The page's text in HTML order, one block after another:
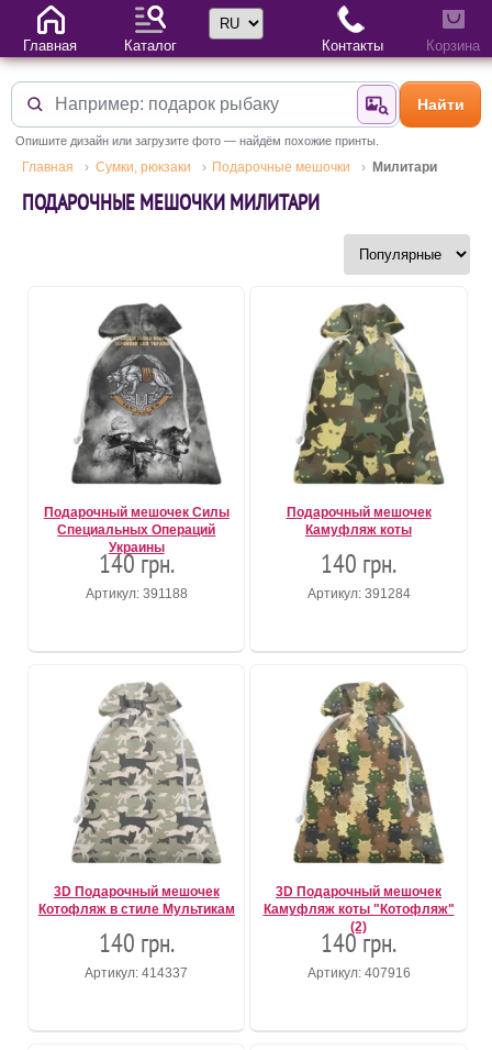
Найти поНайти
Опишите дизайн или загрузите фото — найдём похожие принты.
Главная Сумки, рюкзаки Подарочные мешочки Милитари
ПОДАРОЧНЫЕ МЕШОЧКИ МИЛИТАРИ
Подарочный мешочек Силы
Специальных Операций
Украины
140 грн.
Артикул: 391188
Подарочный мешочек
Камуфляж коты
140 грн.
Артикул: 391284
3D Подарочный мешочек
Котофляж в стиле Мультикам
140 грн.
Артикул: 414337
3D Подарочный мешочек
Камуфляж коты "Котофляж"
(2)
140 грн.
Артикул: 407916
Главная Каталог
Выбор языка
Контакты Корзина